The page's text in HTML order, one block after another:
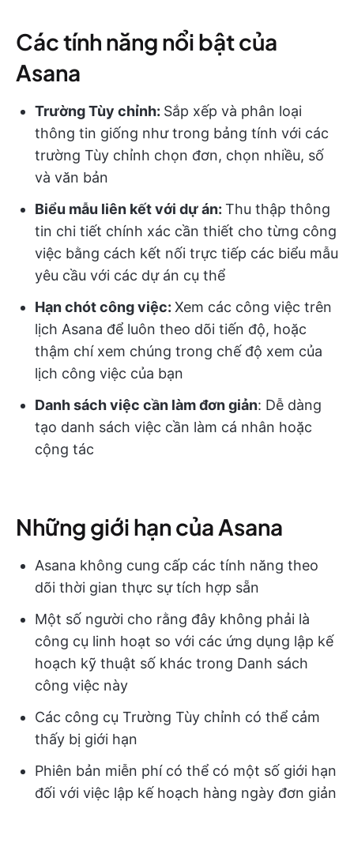
Các tính năng nổi bật của
Asana
Trường Tùy chỉnh: Sắp xếp và phân loại
thông tin giống như trong bảng tính với các
trường Tùy chỉnh chọn đơn, chọn nhiều, số
và văn bản
Biểu mẫu liên kết với dự án: Thu thập thông
tin chi tiết chính xác cần thiết cho từng công
việc bằng cách kết nối trực tiếp các biểu mẫu
yêu cầu với các dự án cụ thể
Hạn chót công việc: Xem các công việc trên
lịch Asana để luôn theo dõi tiến độ, hoặc
thậm chí xem chúng trong chế độ xem của
lịch công việc của bạn
Danh sách việc cần làm đơn giản: Dễ dàng
tạo danh sách việc cần làm cá nhân hoặc
cộng tác
Những giới hạn của Asana
Asana không cung cấp các tính năng theo
dõi thời gian thực sự tích hợp sẵn
Một số người cho rằng đây không phải là
công cụ linh hoạt so với các ứng dụng lập kế
hoạch kỹ thuật số khác trong Danh sách
công việc này
Các công cụ Trường Tùy chỉnh có thể cảm
thấy bị giới hạn
Phiên bản miễn phí có thể có một số giới hạn
đối với việc lập kế hoạch hàng ngày đơn giản